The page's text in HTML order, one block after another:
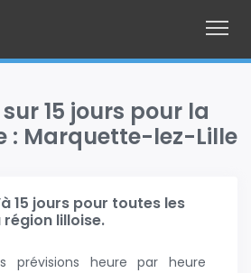
15 jours pour la
: Marquette-lez-Lille
15 jours pour toutes les
lilloise.
prévisions heure par heure